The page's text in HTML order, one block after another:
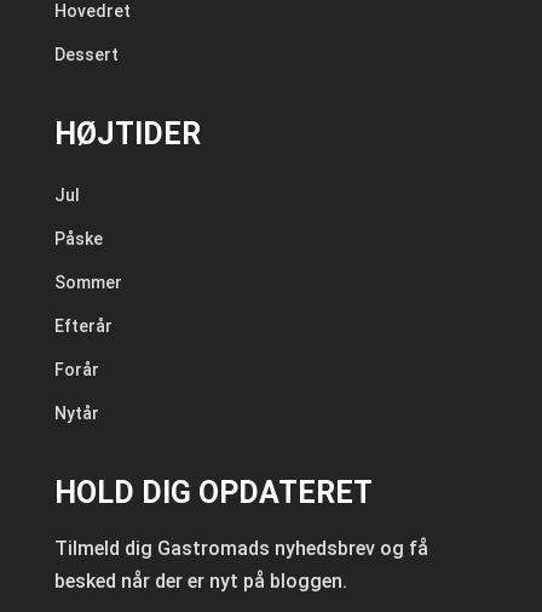
Hovedret
Dessert
HØJTIDER
Jul
Påske
Sommer
Efterår
Forår
Nytår
HOLD DIG OPDATERET
Tilmeld dig Gastromads nyhedsbrev og få
besked når der er nyt på bloggen.